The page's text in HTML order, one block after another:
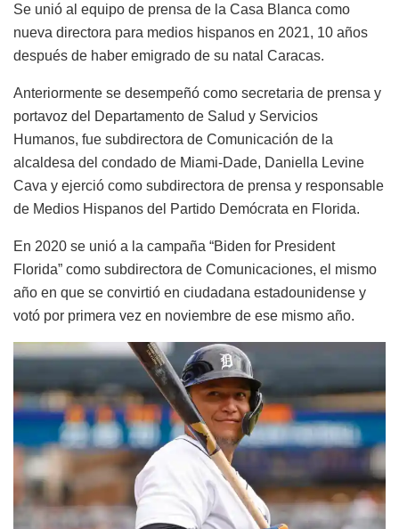
Se unió al equipo de prensa de la Casa Blanca como
nueva directora para medios hispanos en 2021, 10 años
después de haber emigrado de su natal Caracas.
Anteriormente se desempeñó como secretaria de prensa y
portavoz del Departamento de Salud y Servicios
Humanos, fue subdirectora de Comunicación de la
alcaldesa del condado de Miami-Dade, Daniella Levine
Cava y ejerció como subdirectora de prensa y responsable
de Medios Hispanos del Partido Demócrata en Florida.
En 2020 se unió a la campaña “Biden for President
Florida” como subdirectora de Comunicaciones, el mismo
año en que se convirtió en ciudadana estadounidense y
votó por primera vez en noviembre de ese mismo año.